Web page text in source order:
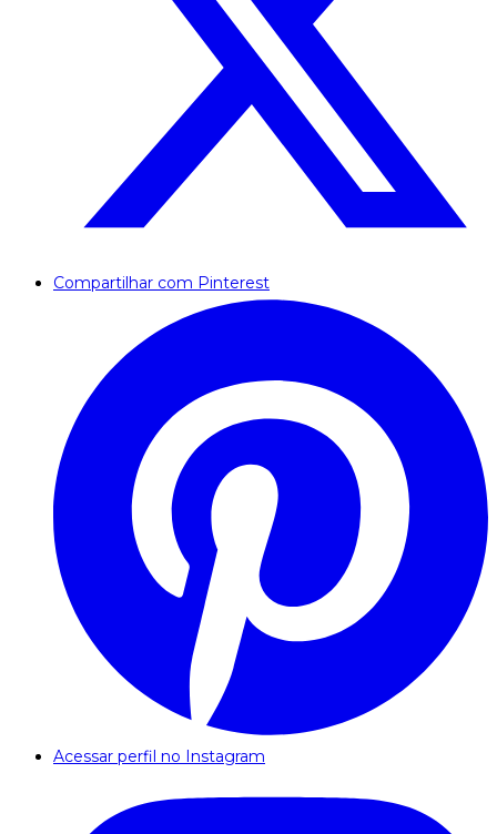
Compartilhar com Pinterest
Acessar perfil no Instagram